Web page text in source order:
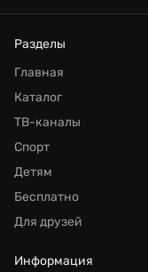
Разделы
Главная
Каталог
ТВ-каналы
Спорт
Детям
Бесплатно
Для друзей
Информация